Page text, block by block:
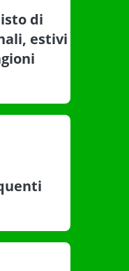
di
estivi